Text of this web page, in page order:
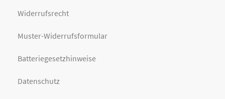
Widerrufsrecht
Muster-Widerrufsformular
Batteriegesetzhinweise
Datenschutz